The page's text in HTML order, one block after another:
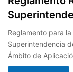
Reglamento para
Superintendencia
Ámbito de